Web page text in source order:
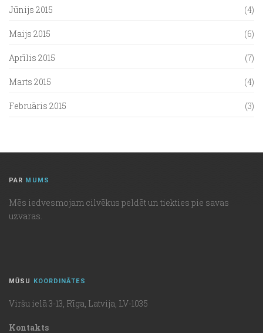
Jūnijs 2015 (4)
Maijs 2015 (6)
Aprīlis 2015 (7)
Marts 2015 (4)
Februāris 2015 (3)
PAR MUMS
Mēs iedvesmojam cilvēkus peldēt un tiekties pie savas
uzvaras.
MŪSU KOORDINĀTES
Viršu ielā 3-13, Rīga, Latvija, LV-1035
Kontakts